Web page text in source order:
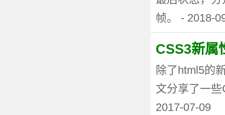
帧。 - 2018-
CSS3新属
除了html5的
文分享了一
2017-07-09